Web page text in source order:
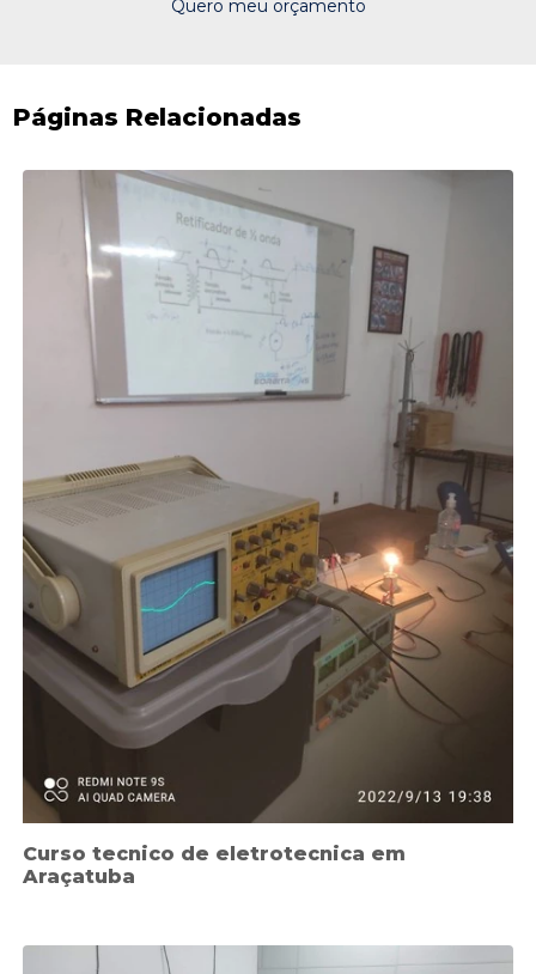
Quero meu orçamento
Páginas Relacionadas
Curso tecnico de eletrotecnica em
Araçatuba